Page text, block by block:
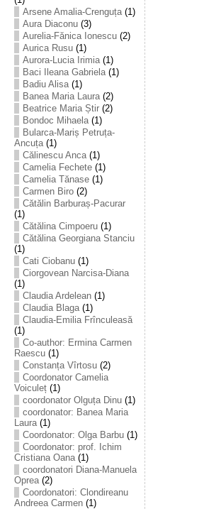
Arsene Amalia-Crenguța(1)
Aura Diaconu(3)
Aurelia-Fănica Ionescu(2)
Aurica Rusu(1)
Aurora-Lucia Irimia(1)
Baci Ileana Gabriela(1)
Badiu Alisa(1)
Banea Maria Laura(2)
Beatrice Maria Știr(2)
Bondoc Mihaela(1)
Bularca-Mariș Petruța-
Ancuța(1)
Călinescu Anca(1)
Camelia Fechete(1)
Camelia Tănase(1)
Carmen Biro(2)
Cătălin Barburaș-Pacurar
(1)
Cătălina Cimpoeru(1)
Cătălina Georgiana Stanciu
(1)
Cati Ciobanu(1)
Ciorgovean Narcisa-Diana
(1)
Claudia Ardelean(1)
Claudia Blaga(1)
Claudia-Emilia Frînculeasă
(1)
Co-author: Ermina Carmen
Raescu(1)
Constanța Vîrtosu(2)
Coordonator Camelia
Voiculeț(1)
coordonator Olguța Dinu(1)
coordonator: Banea Maria
Laura(1)
Coordonator: Olga Barbu(1)
Coordonator: prof. Ichim
Cristiana Oana(1)
coordonatori Diana-Manuela
Oprea(2)
Coordonatori: Clondireanu
Andreea Carmen(1)